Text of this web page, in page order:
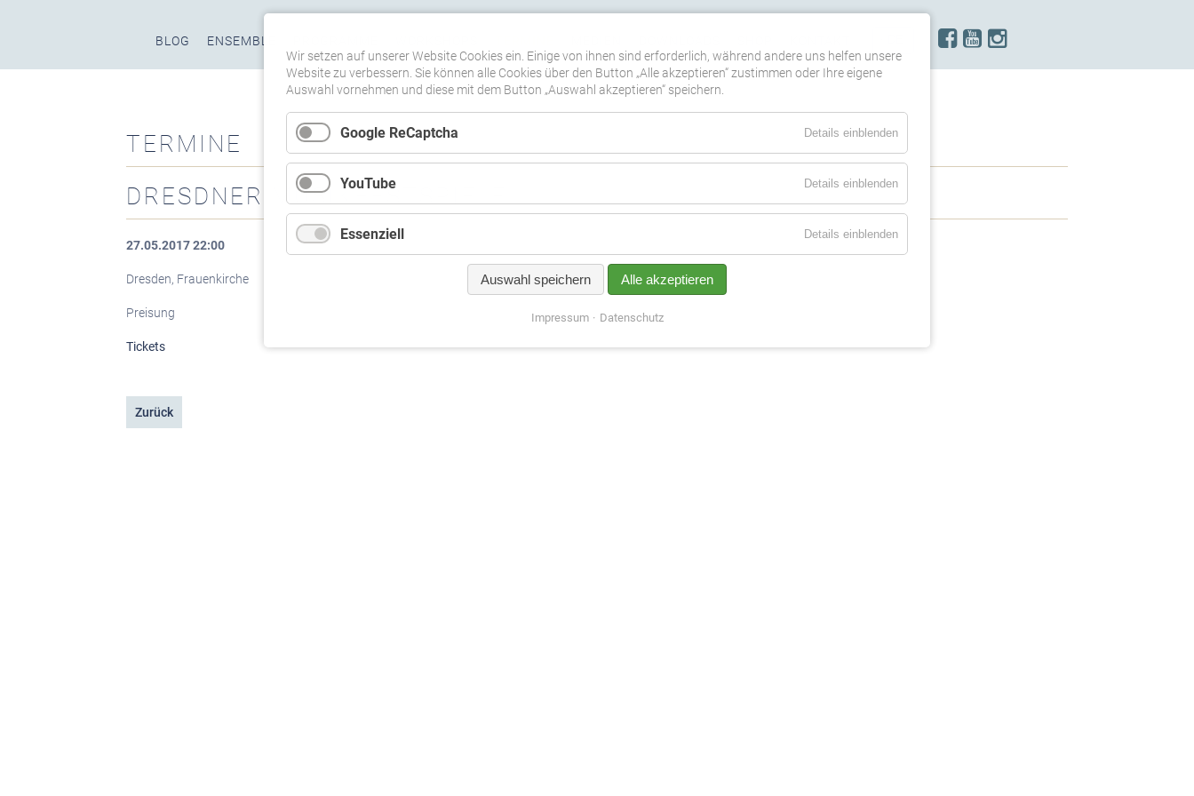
Navigation
BLOG ENSEMBLE
TERMINE
DRESDNER MUSIKFESTSPIELE
27.05.2017 22:00
Dresden, Frauenkirche
Preisung
Tickets
Zurück
Wir setzen auf unserer Website Cookies ein. Einige von ihnen sind erforderlich, während andere uns helfen unsere
Website zu verbessern. Sie können alle Cookies über den Button „Alle akzeptieren“ zustimmen oder Ihre eigene
Auswahl vornehmen und diese mit dem Button „Auswahl akzeptieren“ speichern.
Google ReCaptcha Details einblenden
YouTube Details einblenden
Essenziell Details einblenden
Auswahl speichern Alle akzeptieren
Impressum Datenschutz